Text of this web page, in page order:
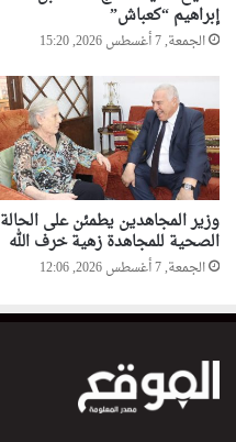
إبراهيم “كعباش”
الجمعة, 7 أغسطس 2026, 15:20
وزير المجاهدين يطمئن على الحالة
الصحية للمجاهدة زهية خرف الله
الجمعة, 7 أغسطس 2026, 12:06